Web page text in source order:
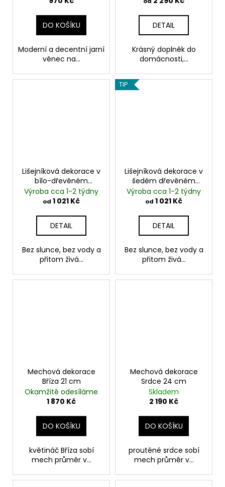
životnost až 10 let
DO KOŠÍKU
Moderní a decentní jarní
věnec na...
DETAIL
Krásný doplněk do
domácnosti,...
Lišejníková dekorace v
bílo-dřevěném
květináči |
stabilizovaný sobí
Výroba cca 1-2 týdny
od 1 021 Kč
DETAIL
Bez slunce, bez vody a
přitom živá...
TIP
Lišejníková dekorace v
šedém dřevěném
květináči |
stabilizovaný sobí
Výroba cca 1-2 týdny
od 1 021 Kč
DETAIL
Bez slunce, bez vody a
přitom živá...
Mechová dekorace
Bříza 21 cm
Okamžitě odesíláme
1 870 Kč
DO KOŠÍKU
květináč Bříza sobí
mech průměr v...
Mechová dekorace
Srdce 24 cm
Skladem
2 190 Kč
DO KOŠÍKU
proutěné srdce sobí
mech průměr v...